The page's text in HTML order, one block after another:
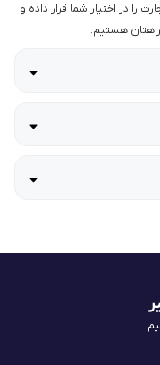
را در اختیار شما قرار داده و
هستیم.